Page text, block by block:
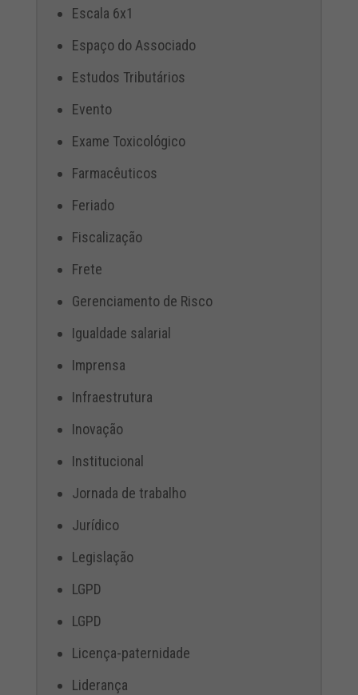
Escala 6x1
Espaço do Associado
Estudos Tributários
Evento
Exame Toxicológico
Farmacêuticos
Feriado
Fiscalização
Frete
Gerenciamento de Risco
Igualdade salarial
Imprensa
Infraestrutura
Inovação
Institucional
Jornada de trabalho
Jurídico
Legislação
LGPD
LGPD
Licença-paternidade
Liderança